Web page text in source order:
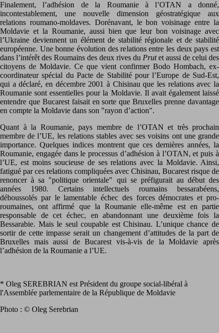
Finalement, l’adhésion de la Roumanie à l’OTAN a donné,
incontestablement, une nouvelle dimension géostratégique aux
relations roumano-moldaves. Dorénavant, le bon voisinage entre la
Moldavie et la Roumanie, aussi bien que leur bon voisinage avec
l’Ukraine deviennent un élément de stabilité régionale et de stabilité
européenne. Une bonne évolution des relations entre les deux pays est
dans l’intérêt des Roumains des deux rives du Prutet aussi de celui des
citoyens de Moldavie. Ce que vient confirmer Bodo Hombach, ex-
coordinateur spécial du Pacte de Stabilité pour l’Europe de Sud-Est,
qui a déclaré, en décembre 2001 à Chisinau que les relations avec la
Roumanie sont essentielles pour la Moldavie. Il avait également laissé
entendre que Bucarest faisait en sorte que Bruxelles prenne davantage
en compte la Moldavie dans son "rayon d’action".
Quant à la Roumanie, pays membre de l’OTAN et très prochain
membre de l’UE, les relations stables avec ses voisins ont une grande
importance. Quelques indices montrent que ces dernières années, la
Roumanie, engagée dans le processus d’adhésion à l’OTAN, et puis à
l’UE, est moins soucieuse de ses relations avec la Moldavie. Ainsi,
fatigué par ces relations compliquées avec Chisinau, Bucarest risque de
renoncer à sa "politique orientale" qui se préfigurait au début des
années 1980. Certains intellectuels roumains bessarabéens,
déboussolés par le lamentable échec des forces démocrates et pro-
roumaines, ont affirmé que la Roumanie elle-même est en partie
responsable de cet échec, en abandonnant une deuxième fois la
Bessarabie. Mais le seul coupable est Chisinau. L’unique chance de
sortir de cette impasse serait un changement d’attitudes de la part de
Bruxelles mais aussi de Bucarest vis-à-vis de la Moldavie après
l’adhésion de la Roumanie a l’UE.
* Oleg SEREBRIAN est Président du groupe social-libéral à
l'Assemblée parlementaire de la République de Moldavie
Photo : © Oleg Serebrian